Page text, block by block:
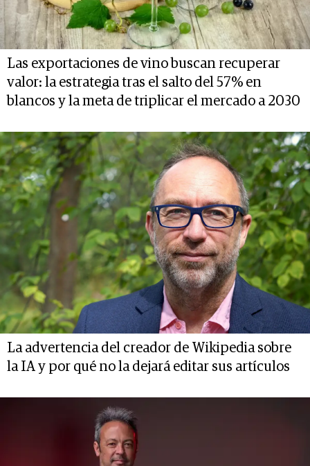
Las exportaciones de vino buscan recuperar
valor: la estrategia tras el salto del 57% en
blancos y la meta de triplicar el mercado a 2030
La advertencia del creador de Wikipedia sobre
la IA y por qué no la dejará editar sus artículos